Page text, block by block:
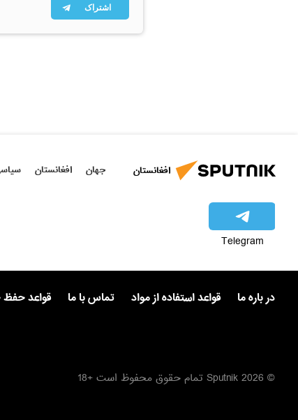
اشتراک
افغانستان جهان افغانستان
Telegram
در باره ما قواعد استفاده از مواد تماس با ما قواعد
© 2026 Sputnik تمام حقوق محفوظ است +18